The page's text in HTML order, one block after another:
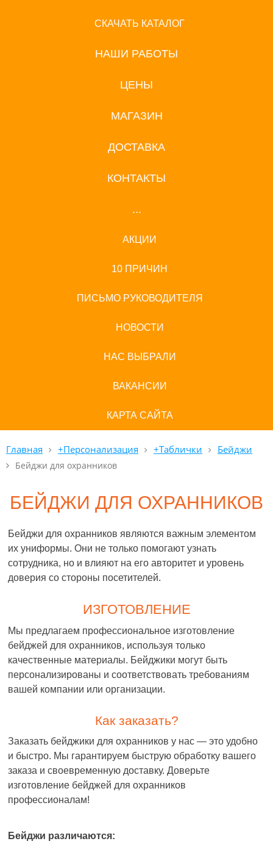
СКАЧАТЬ КАТАЛОГ
НАШИ РАБОТЫ
ЦЕНЫ
МАГАЗИН
ДОСТАВКА
КОНТАКТЫ
...
АКЦИИ
10 ПРИЧИН
ПИСЬМО РУКОВОДИТЕЛЯ
НОВОСТИ
НАС ВЫБРАЛИ
ВАКАНСИИ
КАРТА САЙТА
Главная +Персонализация +Таблички Бейджи
Бейджи для охранников
БЕЙДЖИ ДЛЯ ОХРАННИКОВ
Бейджи для охранников являются важным элементом
их униформы. Они не только помогают узнать
сотрудника, но и влияют на его авторитет и уровень
доверия со стороны посетителей.
ИЗГОТОВЛЕНИЕ
Мы предлагаем профессиональное изготовление
бейджей для охранников, используя только
качественные материалы. Бейджики могут быть
персонализированы и соответствовать требованиям
вашей компании или организации.
Как заказать?
Заказать бейджики для охранников у нас — это удобно
и быстро. Мы гарантируем быструю обработку вашего
заказа и своевременную доставку. Доверьте
изготовление бейджей для охранников
профессионалам!
Бейджи различаются: